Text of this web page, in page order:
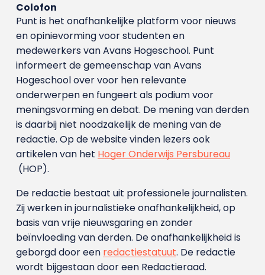
Colofon
Punt is het onafhankelijke platform voor nieuws
en opinievorming voor studenten en
medewerkers van Avans Hoge­school. Punt
informeert de gemeenschap van Avans
Hogeschool over voor hen relevante
onderwerpen en fungeert als podium voor
meningsvorming en debat. De mening van derden
is daarbij niet noodzakelijk de mening van de
redactie. Op de website vinden lezers ook
artikelen van het Hoger Onderwijs Persbureau
(HOP).
De redactie bestaat uit professionele journalisten.
Zij werken in journalistieke onafhankelijkheid, op
basis van vrije nieuwsgaring en zonder
beïnvloeding van derden. De onafhankelijkheid is
geborgd door een redactiestatuut. De redactie
wordt bijgestaan door een Redactieraad.